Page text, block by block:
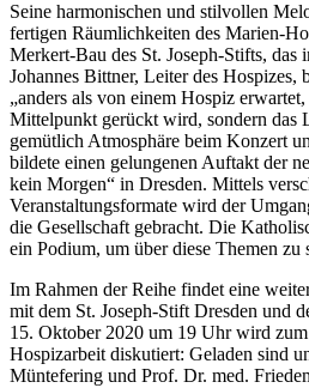
Seine harmonischen und stilvollen
fertigen Räumlichkeiten des Marien-
Merkert-Bau des St. Joseph-Stifts,
Johannes Bittner, Leiter des Hospizes,
„anders als von einem Hospiz
Mittelpunkt gerückt wird, sondern das
gemütlich Atmosphäre beim Konzert
bildete einen gelungenen Auftakt der
kein Morgen“ in Dresden. Mittels
Veranstaltungsformate wird der
die Gesellschaft gebracht. Die
ein Podium, um über diese Themen zu
Im Rahmen der Reihe findet eine
mit dem St. Joseph-Stift Dresden und
15. Oktober 2020 um 19 Uhr wird
Hospizarbeit diskutiert: Geladen sind
Müntefering und Prof. Dr. med.